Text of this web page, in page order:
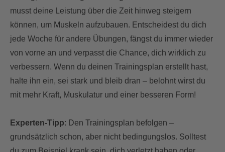
musst deine Leistung über die Zeit hinweg steigern
können, um Muskeln aufzubauen. Entscheidest du dich
jede Woche für andere Übungen, fängst du immer wieder
von vorne an und verpasst die Chance, dich wirklich zu
verbessern. Wenn du deinen Trainingsplan erstellt hast,
halte ihn ein, sei stark und bleib dran – belohnt wirst du
mit mehr Kraft, Muskulatur und einer besseren Form!
Experten-Tipp: Den Trainingsplan befolgen –
grundsätzlich schon, aber nicht bedingungslos. Solltest